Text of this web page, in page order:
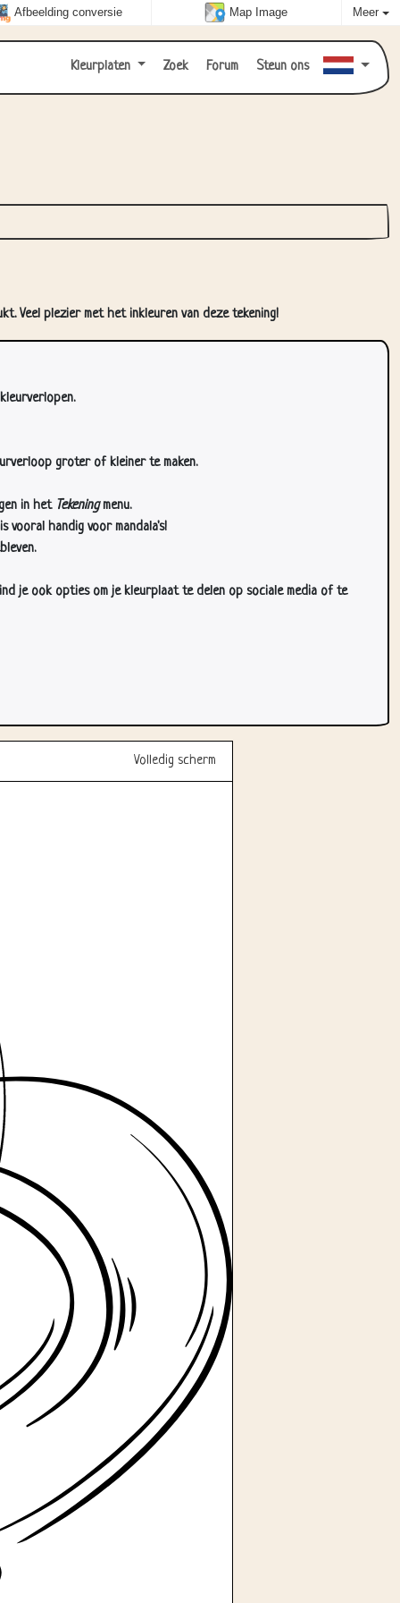
Afbeelding conversie Map Image Meer
Kleurplaten Zoek Forum Steun ons
Veel plezier met het inkleuren van deze tekening!
groter of kleiner te maken.
in het Tekeningmenu.
vooral handig voor mandala's!
je ook opties om je kleurplaat te delen op sociale media of te
Volledig scherm